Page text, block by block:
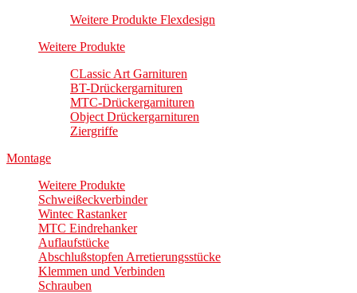
Weitere Produkte Flexdesign
Weitere Produkte
CLassic Art Garnituren
BT-Drückergarnituren
MTC-Drückergarnituren
Object Drückergarnituren
Ziergriffe
Montage
Weitere Produkte
Schweißeckverbinder
Wintec Rastanker
MTC Eindrehanker
Auflaufstücke
Abschlußstopfen Arretierungsstücke
Klemmen und Verbinden
Schrauben